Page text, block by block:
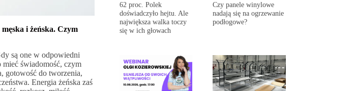
i żeńska. Czym
są one w odpowiedni
mieć świadomość, czym
gotowość do tworzenia,
Energia żeńska zaś
62 proc. Polek
doświadczyło hejtu. Ale
największa walka toczy
się w ich głowach
Czy panele winylowe
nadają się na ogrzewanie
podłogowe?